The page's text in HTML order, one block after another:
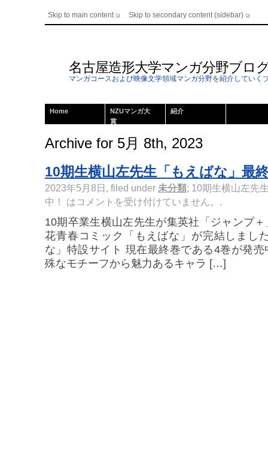
Skip to main content Skip to secondary content (sidebar)
名古屋造形大学マンガ分野ブロ
マンガコースおよび映像文学領域マンガ分野を紹介していく
Home
NZUマンガ大
賞
紹介
Archive for 5月 8th, 2023
10期生横山左先生「もえばな」最
2023年5月8日, filed under 未分類; 10期生横山左先
中！ はコメントを受け付けていません。 .
10期卒業生横山左先生が集英社「ジャンプ
花青春コミック「もえばな」が完結しまし
な」特設サイト 現在最終巻である4巻が発
殊なモチーフから魅力あるキャラ […]